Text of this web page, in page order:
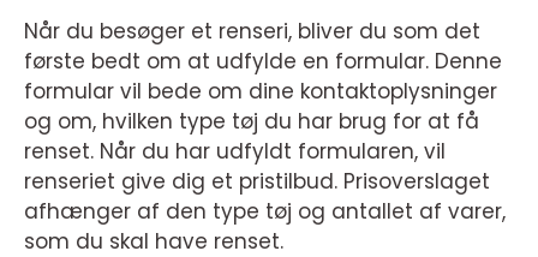
Når du besøger et renseri, bliver du som det
første bedt om at udfylde en formular. Denne
formular vil bede om dine kontaktoplysninger
og om, hvilken type tøj du har brug for at få
renset. Når du har udfyldt formularen, vil
renseriet give dig et pristilbud. Prisoverslaget
afhænger af den type tøj og antallet af varer,
som du skal have renset.